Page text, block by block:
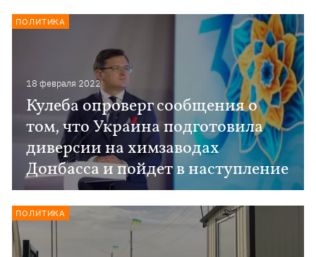
18 февраля 2022
Кулеба опроверг сообщения о
том, что Украина подготовила
диверсии на химзаводах
Донбасса и пойдет в наступление
ПОЛИТИКА
ПОЛИТИКА